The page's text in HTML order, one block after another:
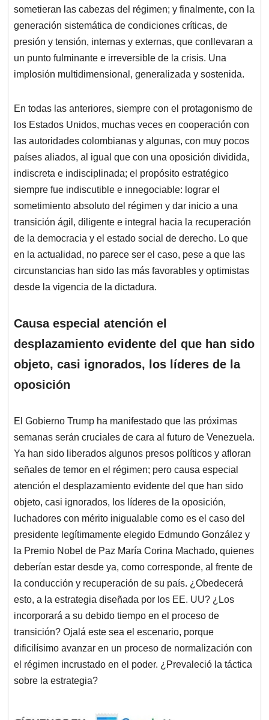
sometieran las cabezas del régimen; y finalmente, con la
generación sistemática de condiciones críticas, de
presión y tensión, internas y externas, que conllevaran a
un punto fulminante e irreversible de la crisis. Una
implosión multidimensional, generalizada y sostenida.
En todas las anteriores, siempre con el protagonismo de
los Estados Unidos, muchas veces en cooperación con
las autoridades colombianas y algunas, con muy pocos
países aliados, al igual que con una oposición dividida,
indiscreta e indisciplinada; el propósito estratégico
siempre fue indiscutible e innegociable: lograr el
sometimiento absoluto del régimen y dar inicio a una
transición ágil, diligente e integral hacia la recuperación
de la democracia y el estado social de derecho. Lo que
en la actualidad, no parece ser el caso, pese a que las
circunstancias han sido las más favorables y optimistas
desde la vigencia de la dictadura.
Causa especial atención el
desplazamiento evidente del que han sido
objeto, casi ignorados, los líderes de la
oposición
El Gobierno Trump ha manifestado que las próximas
semanas serán cruciales de cara al futuro de Venezuela.
Ya han sido liberados algunos presos políticos y afloran
señales de temor en el régimen; pero causa especial
atención el desplazamiento evidente del que han sido
objeto, casi ignorados, los líderes de la oposición,
luchadores con mérito inigualable como es el caso del
presidente legítimamente elegido Edmundo González y
la Premio Nobel de Paz María Corina Machado, quienes
deberían estar desde ya, como corresponde, al frente de
la conducción y recuperación de su país. ¿Obedecerá
esto, a la estrategia diseñada por los EE. UU? ¿Los
incorporará a su debido tiempo en el proceso de
transición? Ojalá este sea el escenario, porque
dificilísimo avanzar en un proceso de normalización con
el régimen incrustado en el poder. ¿Prevaleció la táctica
sobre la estrategia?